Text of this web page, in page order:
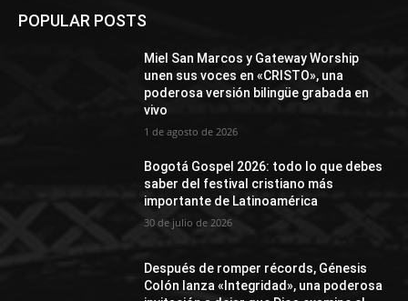
POPULAR POSTS
Miel San Marcos y Gateway Worship
unen sus voces en «CRISTO», una
poderosa versión bilingüe grabada en
vivo
1 de agosto de 2026
Bogotá Gospel 2026: todo lo que debes
saber del festival cristiano más
importante de Latinoamérica
30 de julio de 2026
Después de romper récords, Génesis
Colón lanza «Integridad», una poderosa